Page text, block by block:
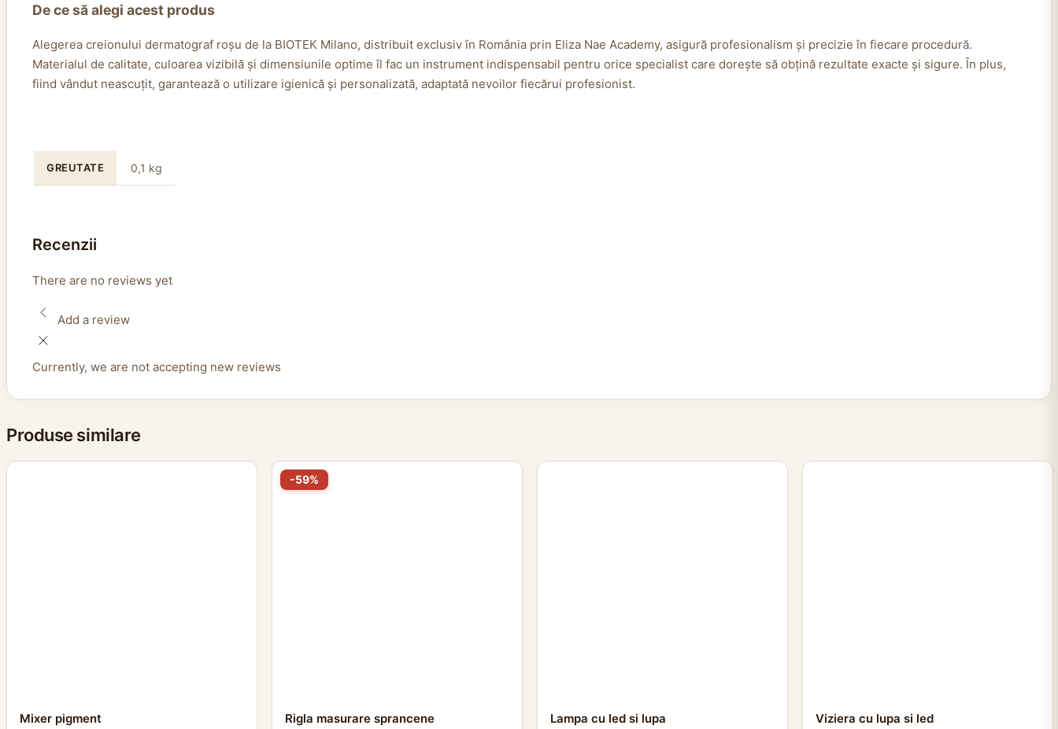
De ce să alegi acest produs
Alegerea creionului dermatograf roșu de la BIOTEK Milano, distribuit exclusiv în România prin Eliza Nae Academy, asigură profesionalism și precizie în fiecare procedură.
Materialul de calitate, culoarea vizibilă și dimensiunile optime îl fac un instrument indispensabil pentru orice specialist care dorește să obțină rezultate exacte și sigure. În plus,
fiind vândut neascuțit, garantează o utilizare igienică și personalizată, adaptată nevoilor fiecărui profesionist.
GREUTATE 0,1 kg
Recenzii
There are no reviews yet
Add a review
Currently, we are not accepting new reviews
Produse similare
Mixer pigment
-59%
Rigla masurare sprancene Lampa cu led si lupa Viziera cu lupa si led